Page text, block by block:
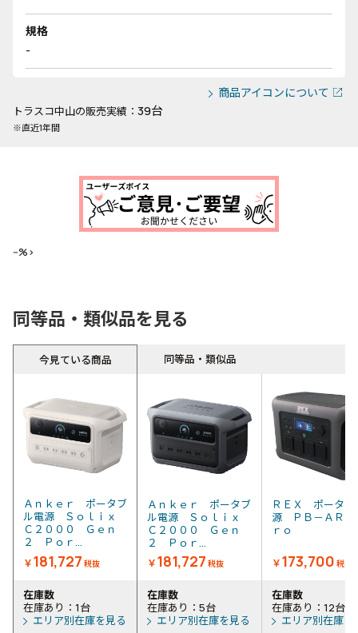
規格
-
商品アイコンについて
トラスコ中山の販売実績： 39台
※直近1年間
--%>
同等品・類似品を見る
今見ている商品 同等品・類似品
Ａｎｋｅｒ ポータブ
ル電源 Ｓｏｌｉｘ
Ｃ２０００ Ｇｅｎ
２ Ｐｏｒ...
￥181,727 税抜
Ａｎｋｅｒ ポータブ
ル電源 Ｓｏｌｉｘ
Ｃ２０００ Ｇｅｎ
２ Ｐｏｒ...
￥181,727 税抜
ＲＥＸ ポータブ
源 ＰＢ－ＡＲ２
ｒｏ
￥173,700 税抜
在庫数
在庫あり：1台
エリア別在庫を見る
在庫数
在庫あり：5台
エリア別在庫を見る
在庫数
在庫あり：12台
エリア別在庫を